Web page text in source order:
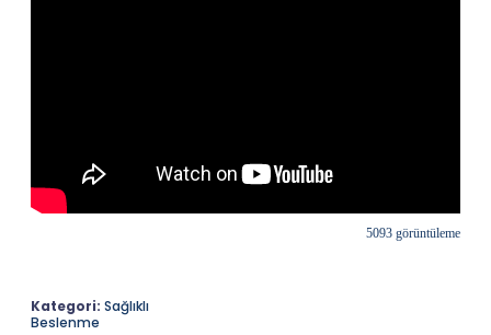
Kategori: Sağlıklı
Beslenme
5093 görüntüleme